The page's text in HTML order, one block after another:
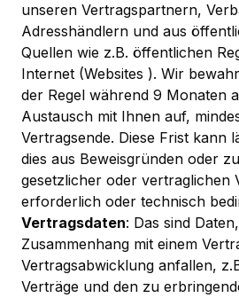
unseren Vertragspartnern,
Adresshändlern und aus
Quellen wie z.B. öffentlichen
Internet (Websites ). Wir
der Regel während 9 Monaten
Austausch mit Ihnen auf,
Vertragsende. Diese Frist kann
dies aus Beweisgründen oder
gesetzlicher oder vertraglichen
erforderlich oder technisch
Vertragsdaten: Das sind
Zusammenhang mit einem
Vertragsabwicklung anfallen,
Verträge und den zu